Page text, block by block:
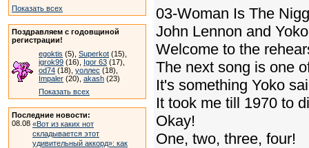
Показать всех
Поздравляем с годовщиной
регистрации!
egoktis (5), Superkot (15),
igrok99 (16), Igor 63 (17),
od74 (18), уоллес (18),
Impaler (20), akash (23)
Показать всех
Последние новости:
08.08 «Вот из каких нот
складывается этот
удивительный аккорд»: как
03-Woman Is The
John Lennon and
Welcome to the
The next song is one
It's something Yoko
It took me till 1970 to
Okay!
One, two, three, four!